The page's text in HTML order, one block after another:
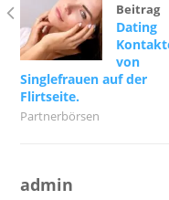
Beitrag
Dating
von
Singlefrauen auf der
Flirtseite.
Partnerbörsen
admin